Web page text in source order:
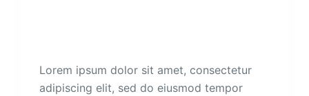
Lorem ipsum dolor sit amet, consectetur
adipiscing elit, sed do eiusmod tempor